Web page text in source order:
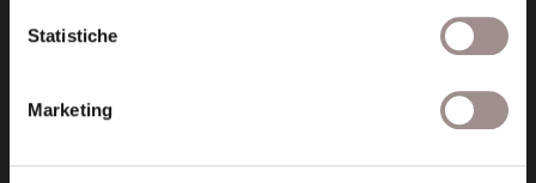
Statistiche
Marketing